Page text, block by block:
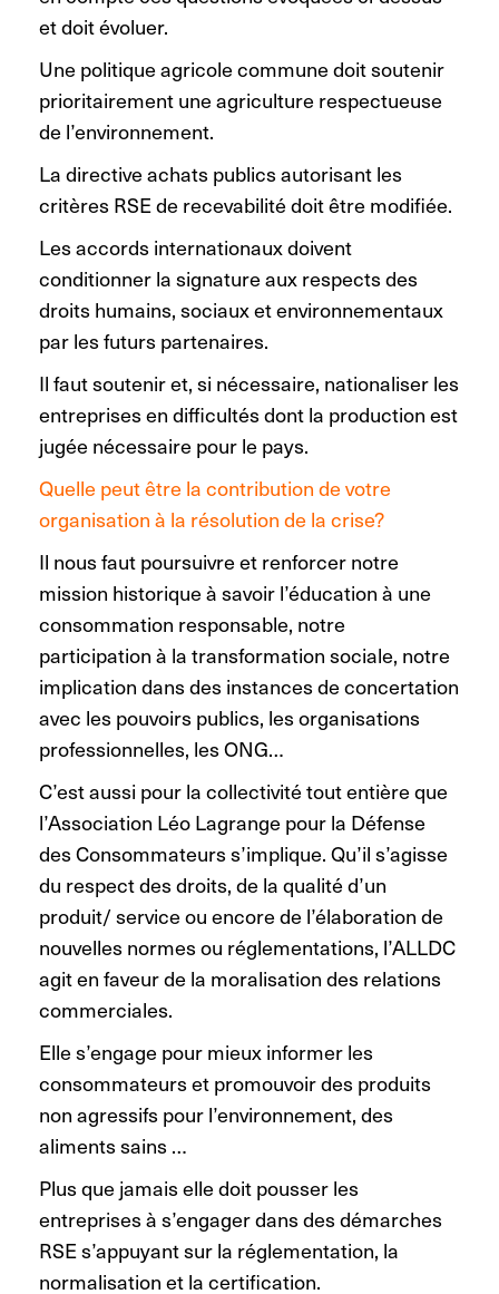
et doit évoluer.
Une politique agricole commune doit soutenir
prioritairement une agriculture respectueuse
de l’environnement.
La directive achats publics autorisant les
critères RSE de recevabilité doit être modifiée.
Les accords internationaux doivent
conditionner la signature aux respects des
droits humains, sociaux et environnementaux
par les futurs partenaires.
Il faut soutenir et, si nécessaire, nationaliser les
entreprises en difficultés dont la production est
jugée nécessaire pour le pays.
Quelle peut être la contribution de votre
organisation à la résolution de la crise?
Il nous faut poursuivre et renforcer notre
mission historique à savoir l’éducation à une
consommation responsable, notre
participation à la transformation sociale, notre
implication dans des instances de concertation
avec les pouvoirs publics, les organisations
professionnelles, les ONG…
C’est aussi pour la collectivité tout entière que
l’Association Léo Lagrange pour la Défense
des Consommateurs s’implique. Qu’il s’agisse
du respect des droits, de la qualité d’un
produit/ service ou encore de l’élaboration de
nouvelles normes ou réglementations, l’ALLDC
agit en faveur de la moralisation des relations
commerciales.
Elle s’engage pour mieux informer les
consommateurs et promouvoir des produits
non agressifs pour l’environnement, des
aliments sains …
Plus que jamais elle doit pousser les
entreprises à s’engager dans des démarches
RSE s’appuyant sur la réglementation, la
normalisation et la certification.